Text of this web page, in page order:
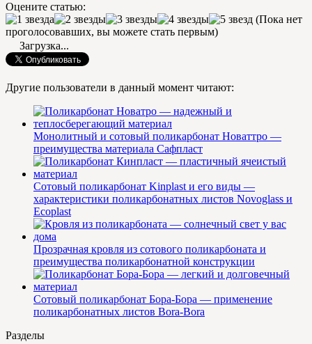
Оцените статью:
(Пока нет
проголосовавших, вы можете стать первым)
Загрузка...
Другие пользователи в данный момент читают:
Монолитный и сотовый поликарбонат Новаттро —
преимущества материала Сафпласт
Сотовый поликарбонат Kinplast и его виды —
характеристики поликарбонатных листов Novoglass и
Ecoplast
Прозрачная кровля из сотового поликарбоната и
преимущества поликарбонатной конструкции
Сотовый поликарбонат Бора-Бора — применение
поликарбонатных листов Bora-Bora
Разделы